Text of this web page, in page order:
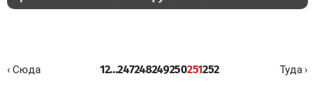
‹ Сюда 12...247248249250251252 Туда ›